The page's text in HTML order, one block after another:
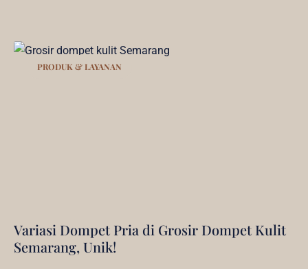
PRODUK & LAYANAN
Variasi Dompet Pria di Grosir Dompet Kulit
Semarang, Unik!